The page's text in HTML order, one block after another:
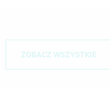
ZOBACZ WSZYSTKIE